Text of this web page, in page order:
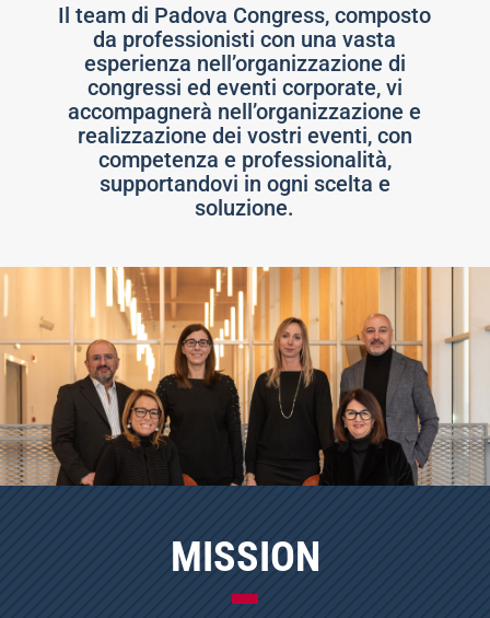
Il team di Padova Congress, composto
da professionisti con una vasta
esperienza nell’organizzazione di
congressi ed eventi corporate, vi
accompagnerà nell’organizzazione e
realizzazione dei vostri eventi, con
competenza e professionalità,
supportandovi in ogni scelta e
soluzione.
MISSION